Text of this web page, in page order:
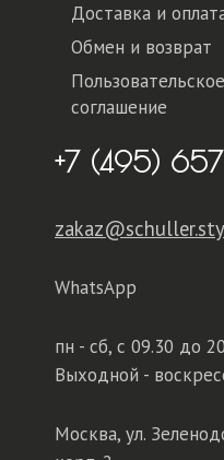
Доставка и
Обмен и возврат
Пользовательское
соглашение
+7 (495)
WhatsApp
пн - сб, с 09.30 до
Выходной -
Москва, ул.